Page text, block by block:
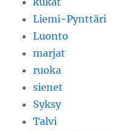
Liemi-Pynttäri
Luonto
marjat
ruoka
sienet
Syksy
Talvi